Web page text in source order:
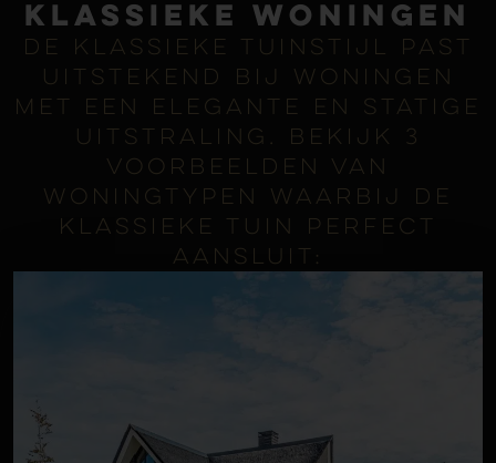
klassieke woningen
De klassieke tuinstijl past
uitstekend bij woningen
met een elegante en statige
uitstraling. Bekijk 3
voorbeelden van
woningtypen waarbij de
klassieke tuin perfect
aansluit: